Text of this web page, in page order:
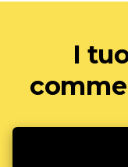
I